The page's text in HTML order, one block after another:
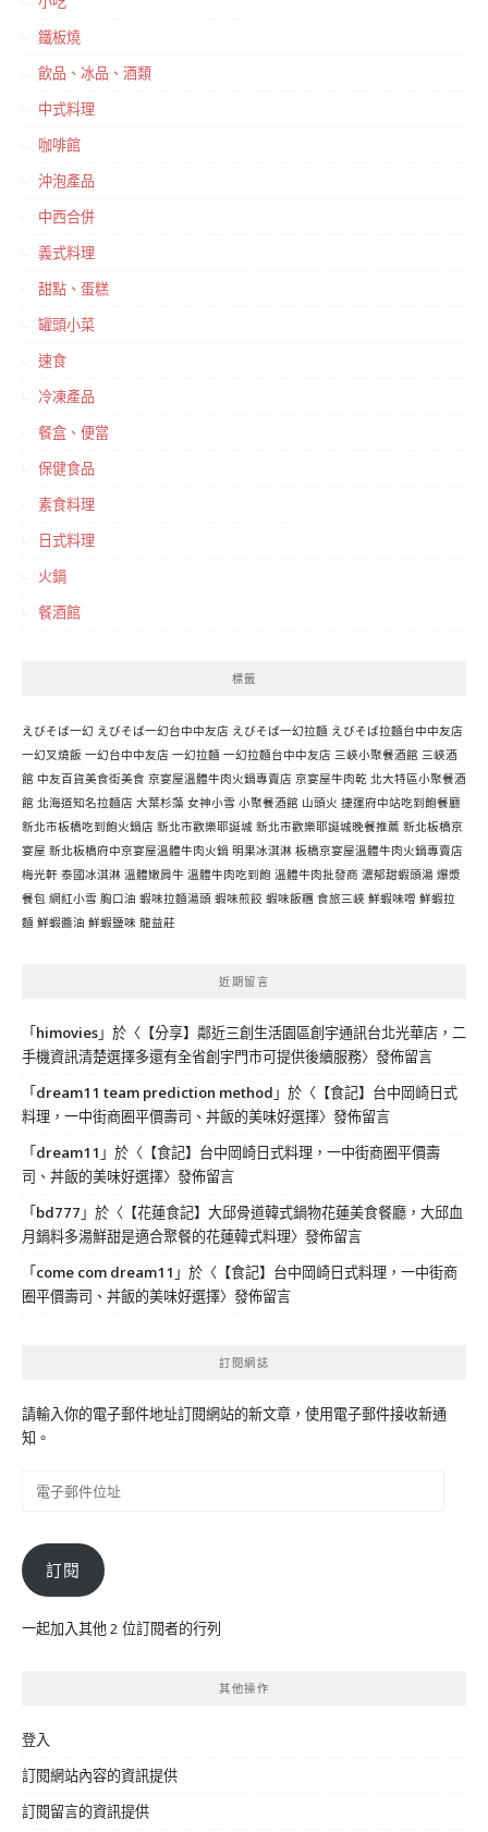
鐵板燒
飲品、冰品、酒類
中式料理
咖啡館
沖泡產品
中西合併
義式料理
甜點、蛋糕
罐頭小菜
速食
冷凍產品
餐盒、便當
保健食品
素食料理
日式料理
火鍋
餐酒館
標籤
えびそば一幻 えびそば一幻台中中友店 えびそば一幻拉麵 えびそば拉麵台中中友店
一幻叉燒飯 一幻台中中友店 一幻拉麵 一幻拉麵台中中友店 三峽小聚餐酒館 三峽酒
館 中友百貨美食街美食 京宴屋溫體牛肉火鍋專賣店 京宴屋牛肉乾 北大特區小聚餐酒
館 北海道知名拉麵店 大葉杉藻 女神小雪 小聚餐酒館 山頭火 捷運府中站吃到飽餐廳
新北市板橋吃到飽火鍋店 新北市歡樂耶誕城 新北市歡樂耶誕城晚餐推薦 新北板橋京
宴屋 新北板橋府中京宴屋溫體牛肉火鍋 明果冰淇淋 板橋京宴屋溫體牛肉火鍋專賣店
梅光軒 泰國冰淇淋 溫體嫩肩牛 溫體牛肉吃到飽 溫體牛肉批發商 濃郁甜蝦頭湯 爆漿
餐包 網紅小雪 胸口油 蝦味拉麵湯頭 蝦味煎餃 蝦味飯糰 食旅三峽 鮮蝦味噌 鮮蝦拉
麵 鮮蝦醬油 鮮蝦鹽味 龍益莊
近期留言
「himovies」於〈 【分享】鄰近三創生活園區創宇通訊台北光華店，二
手機資訊清楚選擇多還有全省創宇門市可提供後續服務〉發佈留言
「dream11 team prediction method 」於〈 【食記】台中岡崎日式
料理，一中街商圈平價壽司、丼飯的美味好選擇〉發佈留言
「dream11 」於〈 【食記】台中岡崎日式料理，一中街商圈平價壽
司、丼飯的美味好選擇〉發佈留言
「bd777 」於〈 【花蓮食記】大邱骨道韓式鍋物花蓮美食餐廳，大邱血
月鍋料多湯鮮甜是適合聚餐的花蓮韓式料理〉發佈留言
「come com dream11 」於〈 【食記】台中岡崎日式料理，一中街商
圈平價壽司、丼飯的美味好選擇〉發佈留言
訂閱網誌
請輸入你的電子郵件地址訂閱網站的新文章，使用電子郵件接收新通
知。
件
位
訂閱
一起加入其他 2 位訂閱者的行列
其他操作
登入
訂閱網站內容的資訊提供
訂閱留言的資訊提供